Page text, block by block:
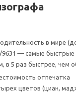
в мире
9631 — самые быстрые
в 5 раз быстрее, чем
отпечатка
цветов (циан,